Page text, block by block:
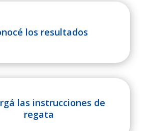
los resultados
las instrucciones de
regata